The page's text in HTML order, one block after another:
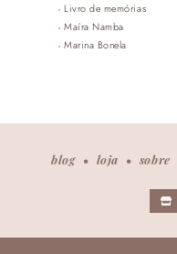
Livro de memórias
Maíra Namba
Marina Bonela
blog loja sobre